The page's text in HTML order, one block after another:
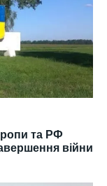
та РФ
війни